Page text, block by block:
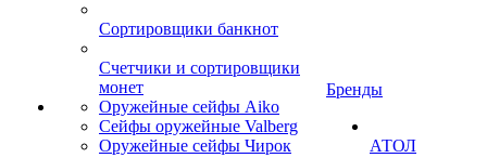
Сортировщики банкнот
Счетчики и сортировщики
монет
Оружейные сейфы Aiko
Сейфы оружейные Valberg
Оружейные сейфы Чирок
Бренды
АТОЛ